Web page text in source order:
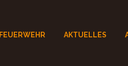
FEUERWEHR AKTUELLES